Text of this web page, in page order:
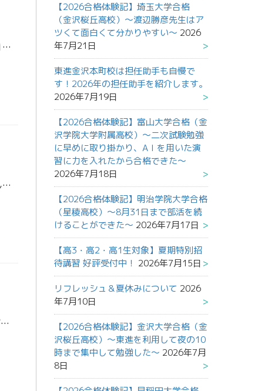
東進の講座を無料で集中的に体験できます。 対象は高2生・高1生で、３講座（1講座：90分×1～5回）まで可能です。 申込日によって、講座数が異なります。 冬休みに入る前から受講できます。 まだ、東進を体験したことがない人 […]
こんにちは。高3担当の升田です。 10月も下旬になり、だいぶ寒くなってきましたが、体調は崩れていないですか？体調不良で寝込んでいる時間も他の受験生は有効的に活用しています。くだらない理由で差をつけられないためにも、体調管 […]
春に畑を耕して種をまき、秋に収穫するという自然の営みから。努力を続ければその結果が必ず得られるという意味です。 10月ももう半ばです。 風邪を引かないようにしてくださいね。 お久しぶりです。高3担当の青山です。 みなさん […]
【2026合格体験記】埼玉大学合格
（金沢桜丘高校）～渡辺勝彦先生はア
ツくて面白くて分かりやすい～ 2026
年7月21日
東進金沢本町校は担任助手も自慢で
す！2026年の担任助手を紹介します。
2026年7月19日
【2026合格体験記】富山大学合格（金
沢学院大学附属高校）～二次試験勉強
に早めに取り掛かり、AＩを用いた演
習に力を入れたから合格できた～
2026年7月18日
【2026合格体験記】明治学院大学合格
（星稜高校）～8月31日まで部活を続
けることができた～ 2026年7月17日
【高3・高2・高1生対象】夏期特別招
待講習 好評受付中！ 2026年7月15日
リフレッシュ＆夏休みについて 2026
年7月10日
【2026合格体験記】金沢大学合格（金
沢桜丘高校）～東進を利用して夜の10
時まで集中して勉強した～ 2026年7月
8日